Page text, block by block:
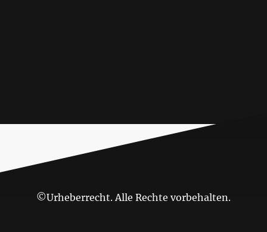
©Urheberrecht. Alle Rechte vorbehalten.